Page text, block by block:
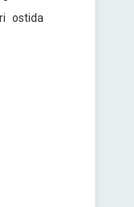
ostida